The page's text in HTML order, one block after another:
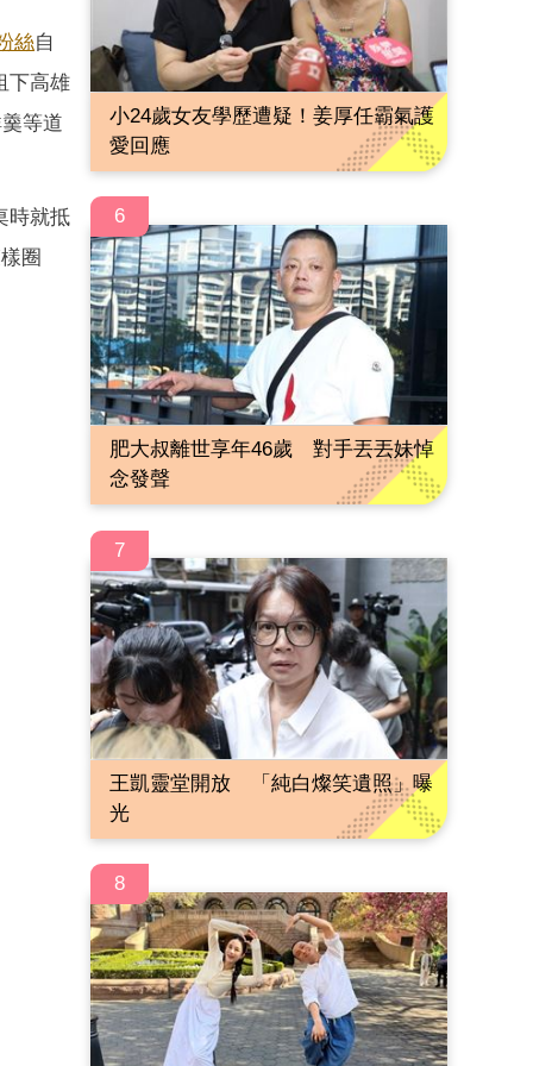
絲自
下高雄
等道
時就抵
圈
小24歲女友學歷遭疑！姜厚任霸氣護
愛回應
6
肥大叔離世享年46歲 對手丟丟妹悼
念發聲
7
王凱靈堂開放 「純白燦笑遺照」曝
光
8